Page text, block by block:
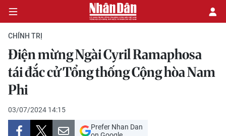
CHÍNH TRỊ
KINH TẾ
VĂN HÓA
CHÍNH TRỊ
Điện mừng Ngài Cyril Ramaphosa
tái đắc cử Tổng thống Cộng hòa Nam
Phi
03/07/2024 14:15
Prefer Nhan Dan